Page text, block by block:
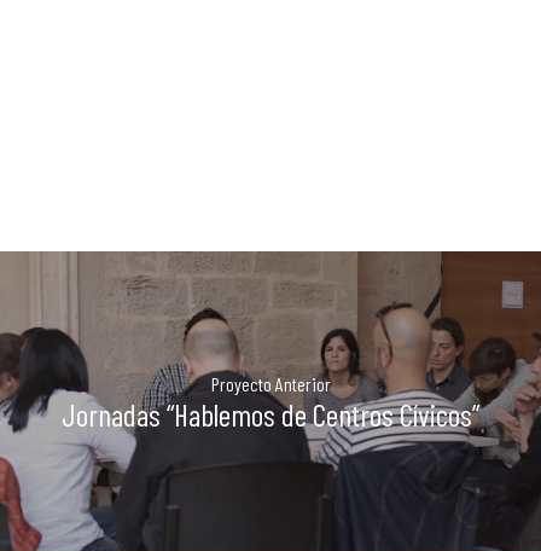
Proyecto Anterior
Jornadas “Hablemos de Centros Cívicos”
C/Poeta Alberola, 23-21
46018 València.
670 304 273
646 375 175
info@ladulaparticipacio.com
VLC
CAS